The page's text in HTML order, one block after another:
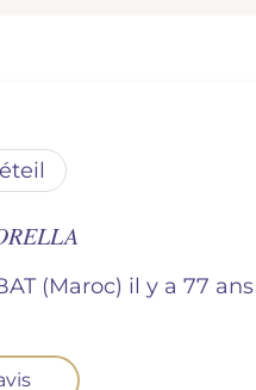
(Maroc) il y a 77